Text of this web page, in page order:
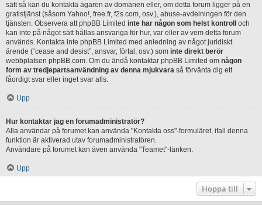
sätt så kan du kontakta ägaren av domänen eller, om detta forum ligger på en
gratistjänst (såsom Yahoo!, free.fr, f2s.com, osv.), abuse-avdelningen för den
tjänsten. Observera att phpBB Limited inte har någon som helst kontroll
och
kan inte på något sätt hållas ansvariga för hur, var eller av vem detta forum
används. Kontakta inte phpBB Limited med anledning av något juridiskt
ärende (“cease and desist”, ansvar, förtal, osv.) som inte direkt berör
webbplatsen phpBB.com. Om du ändå kontaktar phpBB Limited om någon
form av tredjepartsanvändning av denna mjukvara så förvänta dig ett
fåordigt svar eller inget svar alls.
Upp
Hur kontaktar jag en forumadministratör?
Alla användar på forumet kan använda "Kontakta oss"-formuläret, ifall denna
funktion är aktiverad utav forumadministratören.
Användare på forumet kan även använda "Teamet"-länken.
Upp
Hoppa till